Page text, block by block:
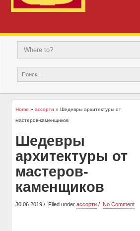
Home »ассорти » Шедевры архитектуры от
мастеров-каменщиков
Шедевры
архитектуры от
мастеров-
каменщиков
30.06.2019 Filed underассорти No Comment